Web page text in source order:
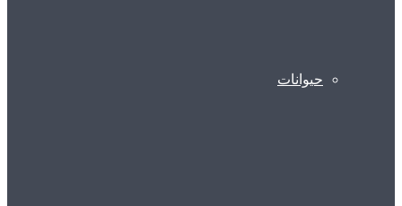
حیوانات